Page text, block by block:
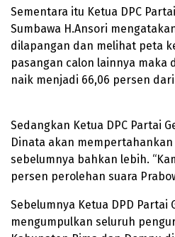
Sementara itu Ketua DPC
Sumbawa H.Ansori
dilapangan dan melihat peta
pasangan calon lainnya maka
naik menjadi 66,06 persen
Sedangkan Ketua DPC Partai
Dinata akan
sebelumnya bahkan lebih.
persen perolehan suara
Sebelumnya Ketua DPD Partai
mengumpulkan seluruh